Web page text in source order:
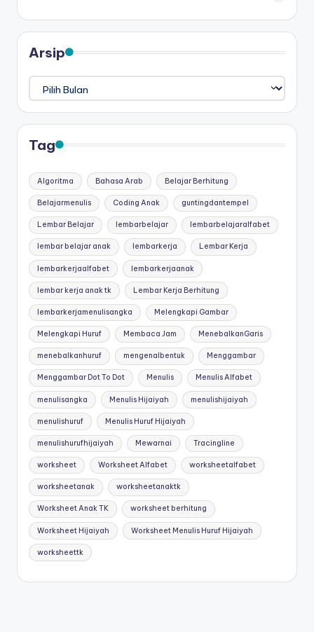
Arsip
Arsip
Tag
Algoritma Bahasa Arab Belajar Berhitung
Belajarmenulis Coding Anak guntingdantempel
Lembar Belajar lembarbelajar lembarbelajaralfabet
lembar belajar anak lembarkerja Lembar Kerja
lembarkerjaalfabet lembarkerjaanak
lembar kerja anak tk Lembar Kerja Berhitung
lembarkerjamenulisangka Melengkapi Gambar
Melengkapi Huruf Membaca Jam MenebalkanGaris
menebalkanhuruf mengenalbentuk Menggambar
Menggambar Dot To Dot Menulis Menulis Alfabet
menulisangka Menulis Hijaiyah menulishijaiyah
menulishuruf Menulis Huruf Hijaiyah
menulishurufhijaiyah Mewarnai Tracingline
worksheet Worksheet Alfabet worksheetalfabet
worksheetanak worksheetanaktk
Worksheet Anak TK worksheet berhitung
Worksheet Hijaiyah Worksheet Menulis Huruf Hijaiyah
worksheettk